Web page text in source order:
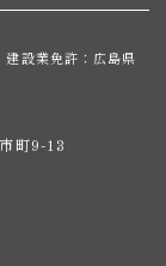
設業免許：広島県
町9-13